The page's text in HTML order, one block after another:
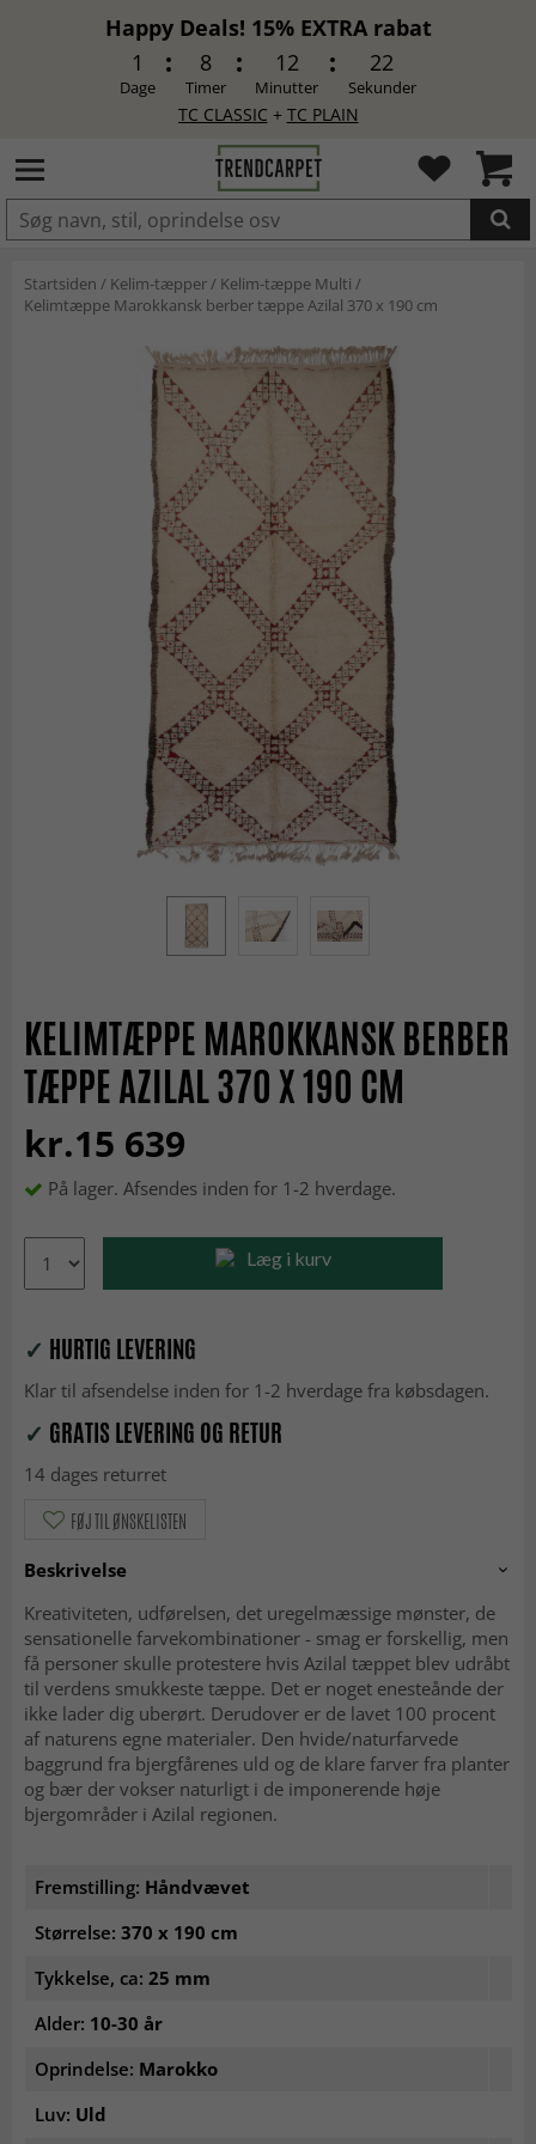
Happy Deals! 15% EXTRA rabat
1
Dage
8
Timer
12
Minutter
21
Sekunder
TC CLASSIC + TC PLAIN
LAGT I INDKØBSKURVEN.
Startsiden / Kelim-tæpper/ Kelim-tæppe Multi /
Kelimtæppe Marokkansk berber tæppe Azilal 370 x 190 cm
KELIMTÆPPE MAROKKANSK BERBER
TÆPPE AZILAL 370 X 190 CM
kr.15 639
På lager. Afsendes inden for 1-2 hverdage.
Læg i kurv
✓ HURTIG LEVERING
Klar til afsendelse inden for 1-2 hverdage fra købsdagen.
✓ GRATIS LEVERING OG RETUR
14 dages returret
FØJ TIL ØNSKELISTEN
Beskrivelse
Kreativiteten, udførelsen, det uregelmæssige mønster, de
sensationelle farvekombinationer - smag er forskellig, men
få personer skulle protestere hvis Azilal tæppet blev udråbt
til verdens smukkeste tæppe. Det er noget enesteånde der
ikke lader dig uberørt. Derudover er de lavet 100 procent
af naturens egne materialer. Den hvide/naturfarvede
baggrund fra bjergfårenes uld og de klare farver fra planter
og bær der vokser naturligt i de imponerende høje
bjergområder i Azilal regionen.
Fremstilling: Håndvævet
Størrelse: 370 x 190 cm
Tykkelse, ca: 25 mm
Alder: 10-30 år
Oprindelse: Marokko
Luv: Uld